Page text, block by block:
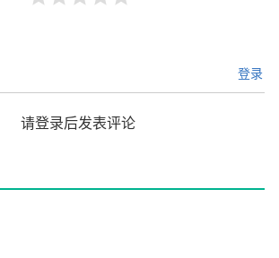
登录
请登录后发表评论